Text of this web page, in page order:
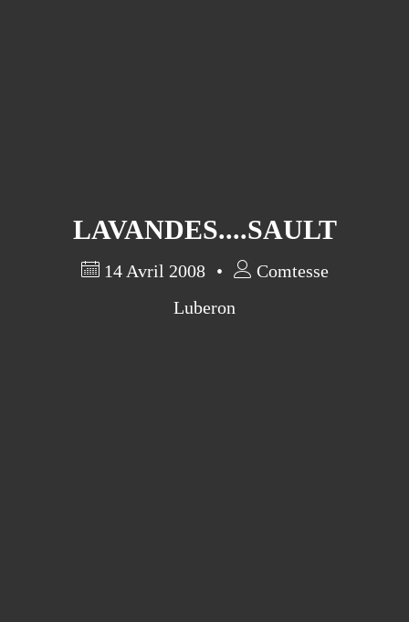
LAVANDES....SAULT
14 Avril 2008
Comtesse
Luberon